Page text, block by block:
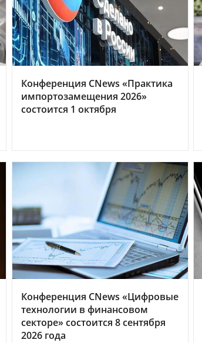
Конференция CNews «Практика
импортозамещения 2026»
состоится 1 октября
Конференция CNews «Цифровые
технологии в финансовом
секторе» состоится 8 сентября
2026 года